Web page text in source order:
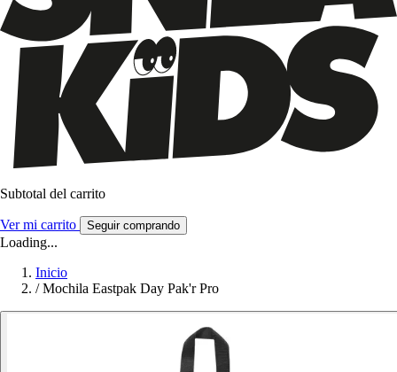
Subtotal del carrito
Ver mi carrito Seguir comprando
Loading...
Inicio
/ Mochila Eastpak Day Pak'r Pro